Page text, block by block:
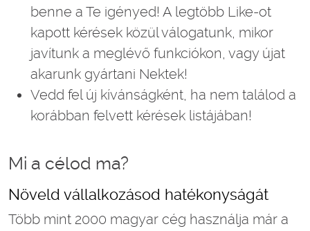
benne a Te igényed! A legtöbb Like-ot
kapott kérések közül válogatunk, mikor
javítunk a meglévő funkciókon, vagy újat
akarunk gyártani Nektek!
Vedd fel új kívánságként, ha nem találod a
korábban felvett kérések listájában!
Mi a célod ma?
Növeld vállalkozásod hatékonyságát
Több mint 2000 magyar cég használja már a